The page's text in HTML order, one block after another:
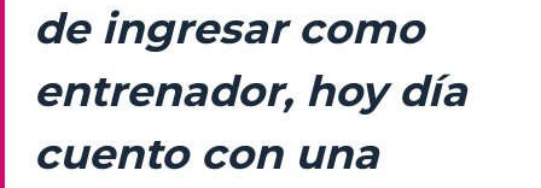
de ingresar como
entrenador, hoy día
cuento con una